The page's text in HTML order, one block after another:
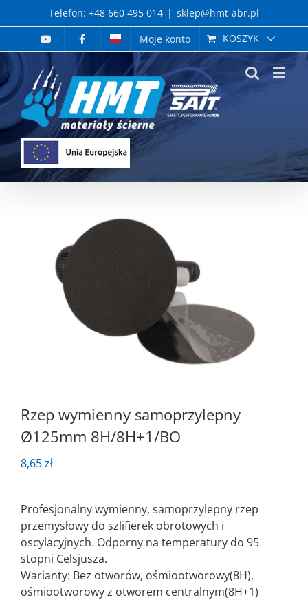
to
Telefon: +48 660 495 014 | sklep@hmt-abr.pl
Moje konto
KOSZYK
Rzep wymienny samoprzylepny
Ø125mm 8H/8H+1/BO
8,65zł
Profesjonalny wymienny, samoprzylepny rzep
przemysłowy do szlifierek obrotowych i
oscylacyjnych. Odporny na temperatury do 95
stopni Celsjusza.
Warianty: Bez otworów, ośmiootworowy(8H),
ośmiootworowy z otworem centralnym(8H+1)